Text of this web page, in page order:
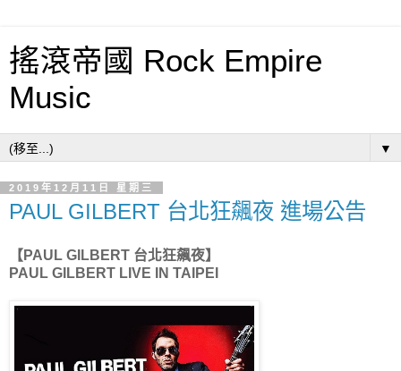
搖滾帝國 Rock Empire
Music
▼
2019年12月11日 星期三
PAUL GILBERT 台北狂飆夜 進場公告
【PAUL GILBERT 台北狂飆夜】
PAUL GILBERT LIVE IN TAIPEI